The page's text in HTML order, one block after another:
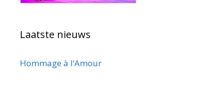
Laatste nieuws
Hommage à l’Amour